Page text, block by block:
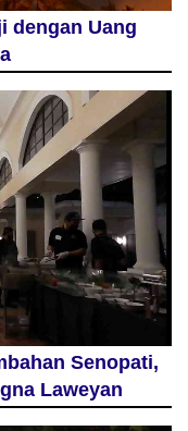
dengan Uang
Senopati,
Laweyan